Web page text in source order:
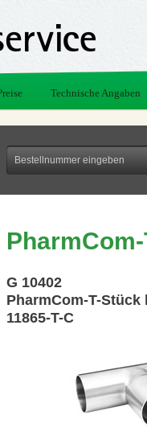
Technische Angaben
G 10402
PharmCom-T-Stück
11865-T-C